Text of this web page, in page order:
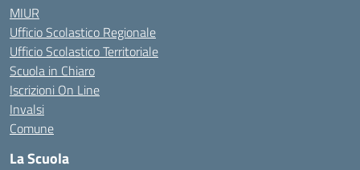
MIUR
Ufficio Scolastico Regionale
Ufficio Scolastico Territoriale
Scuola in Chiaro
Iscrizioni On Line
Invalsi
Comune
La Scuola